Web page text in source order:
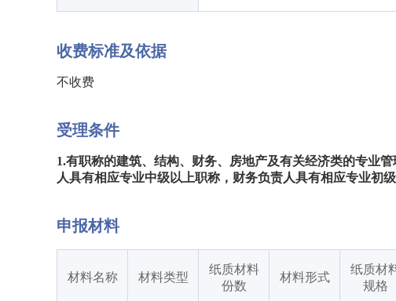
收费标准及依据
不收费
受理条件
1.有职称的建筑、结构、财务、房地产及有关经济类的专业
人具有相应专业中级以上职称，财务负责人具有相应专业初
申报材料
材料名称 材料类型
纸质材料
份数
材料形式
纸质材
规格